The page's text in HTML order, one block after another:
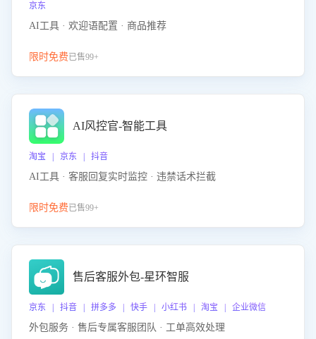
京东
AI工具 · 欢迎语配置 · 商品推荐
限时免费已售99+
AI风控官-智能工具
淘宝 | 京东 | 抖音
AI工具 · 客服回复实时监控 · 违禁话术拦截
限时免费已售99+
售后客服外包-星环智服
京东 | 抖音 | 拼多多 | 快手 | 小红书 | 淘宝 | 企业微信
外包服务 · 售后专属客服团队 · 工单高效处理